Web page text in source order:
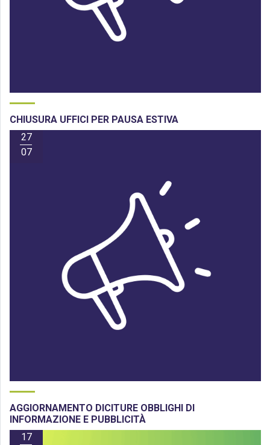
CHIUSURA UFFICI PER PAUSA ESTIVA
27
07
AGGIORNAMENTO DICITURE OBBLIGHI DI
INFORMAZIONE E PUBBLICITÀ
17